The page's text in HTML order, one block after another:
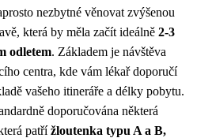
nezbytné věnovat zvýšenou
která by měla začít ideálně 2-3
odletem. Základem je návštěva
centra, kde vám lékař doporučí
vašeho itineráře a délky pobytu.
doporučována některá
patřížloutenka typu A a B,